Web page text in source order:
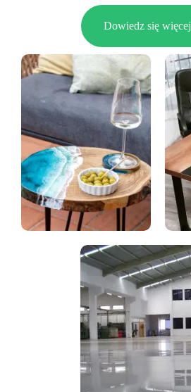
Dowiedz się więcej